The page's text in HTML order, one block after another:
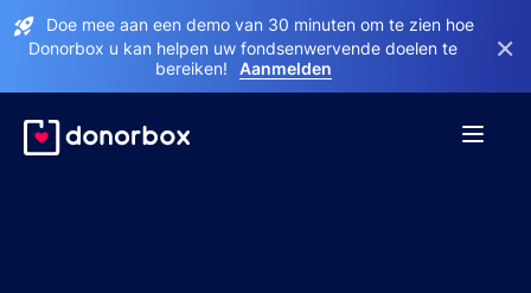
Doe mee aan een demo van 30 minuten om te zien hoe
Donorbox u kan helpen uw fondsenwervende doelen te
bereiken!
Aanmelden
×